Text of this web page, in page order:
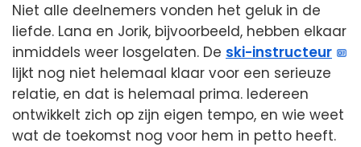
Niet alle deelnemers vonden het geluk in de
liefde. Lana en Jorik, bijvoorbeeld, hebben elkaar
inmiddels weer losgelaten. De ski-instructeur
lijkt nog niet helemaal klaar voor een serieuze
relatie, en dat is helemaal prima. Iedereen
ontwikkelt zich op zijn eigen tempo, en wie weet
wat de toekomst nog voor hem in petto heeft.